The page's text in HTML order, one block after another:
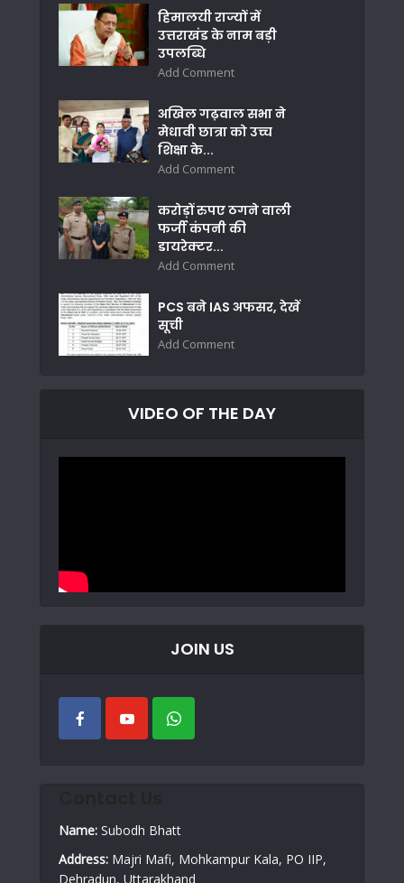
हिमालयी राज्यों में
उत्तराखंड के नाम बड़ी
उपलब्धि
Add Comment
अखिल गढ़वाल सभा ने
मेधावी छात्रा को उच्च
शिक्षा के...
Add Comment
करोड़ों रुपए ठगने वाली
फर्जी कंपनी की
डायरेक्टर...
Add Comment
PCS बने IAS अफसर, देखें
सूची
Add Comment
VIDEO OF THE DAY
JOIN US
Name: Subodh Bhatt
Address: Majri Mafi, Mohkampur Kala, PO IIP,
Dehradun, Uttarakhand